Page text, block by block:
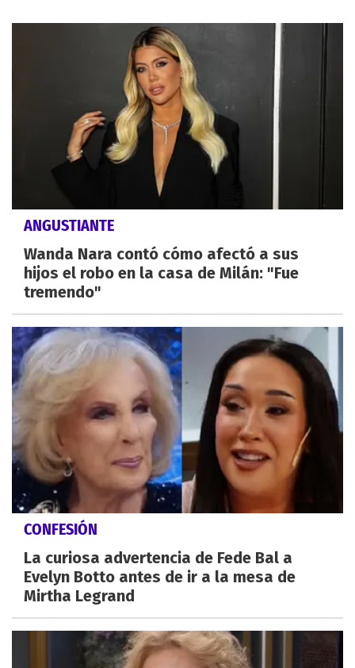
ANGUSTIANTE
Wanda Nara contó cómo afectó a sus
hijos el robo en la casa de Milán: "Fue
tremendo"
CONFESIÓN
La curiosa advertencia de Fede Bal a
Evelyn Botto antes de ir a la mesa de
Mirtha Legrand